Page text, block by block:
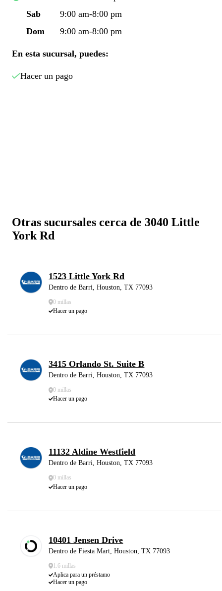
Sab
9:00 am-8:00 pm
Dom
9:00 am-8:00 pm
En esta sucursal, puedes:
Hacer un pago
Otras sucursales cerca de 3040 Little
York Rd
1523 Little York Rd
Dentro de Barri, Houston, TX 77093
0 millas
Hacer un pago
3415 Orlando St. Suite B
Dentro de Barri, Houston, TX 77093
0 millas
Hacer un pago
11132 Aldine Westfield
Dentro de Barri, Houston, TX 77093
0 millas
Hacer un pago
10401 Jensen Drive
Dentro de Fiesta Mart, Houston, TX 77093
1.6 millas
Aplica para un préstamo
Hacer un pago